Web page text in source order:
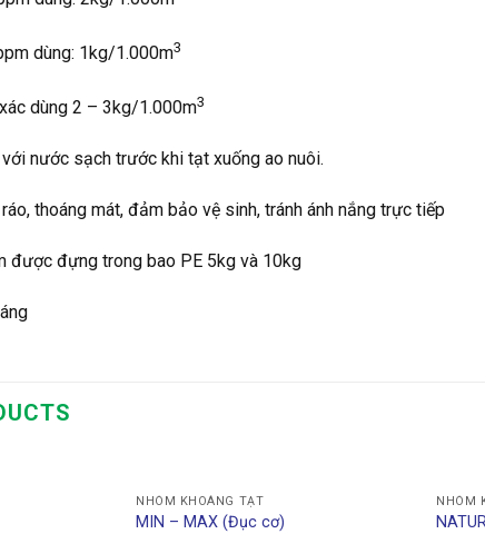
dùng: 1kg/1.000m3
dùng 2 – 3kg/1.000m3
nước sạch trước khi tạt xuống ao nuôi.
thoáng mát, đảm bảo vệ sinh, tránh ánh nắng trực tiếp
được đựng trong bao PE 5kg và 10kg
NHÓM KHOÁNG TẠT
MIN – MAX (Đục cơ)
NHÓM